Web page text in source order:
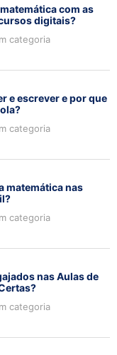
com as
digitais?
categoria
e escrever e por que
categoria
matemática nas
categoria
nas Aulas de
categoria